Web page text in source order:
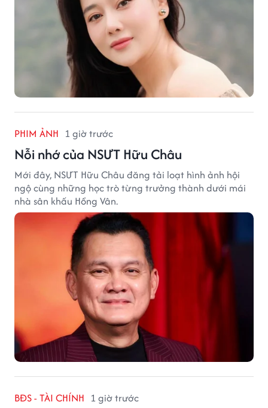
PHIM ẢNH 1 giờ trước
Nỗi nhớ của NSƯT Hữu Châu
Mới đây, NSƯT Hữu Châu đăng tải loạt hình ảnh hội
ngộ cùng những học trò từng trưởng thành dưới mái
nhà sân khấu Hồng Vân.
BĐS - TÀI CHÍNH 1 giờ trước